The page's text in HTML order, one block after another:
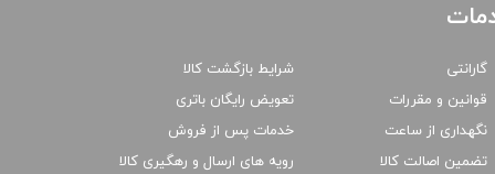
گارانتی
قوانین و مقررات
نگهداری از ساعت
تضمین اصالت کالا
شرایط بازگشت کالا
تعویض رایگان باتری
خدمات پس از فروش
رویه های ارسال و رهگیری کالا